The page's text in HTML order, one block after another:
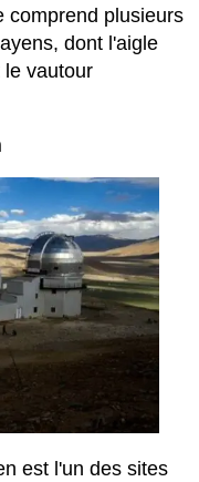
comprend plusieurs
dont l'aigle
le vautour
est l'un des sites